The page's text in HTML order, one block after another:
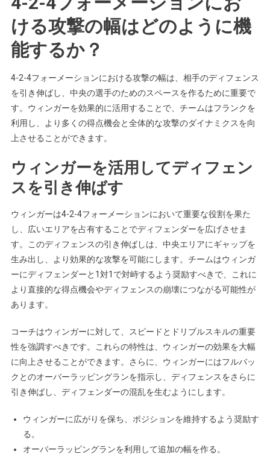
ける攻撃の幅はどのように機
能するか？
4-2-4フォーメーションにおける攻撃の幅は、相手のディフェンス
を引き伸ばし、中央の選手のためのスペースを作るために重要で
す。ウィンガーを効果的に活用することで、チームはフランクを
利用し、より多くの得点機会と全体的な攻撃のダイナミクスを向
上させることができます。
ウィンガーを活用してディフェン
スを引き伸ばす
ウィンガーは4-2-4フォーメーションにおいて重要な役割を果た
し、広いエリアを占有することでディフェンダーを広げさせま
す。このディフェンスの引き伸ばしは、中央エリアにギャップを
生み出し、より効果的な攻撃を可能にします。チームはウィンガ
ーにディフェンダーと1対1で対峙するよう奨励すべきで、これに
より直接的な得点機会やディフェンスの崩壊につながる可能性が
あります。
コーチはウィンガーに対して、スピードとドリブルスキルの重要
性を強調すべきです。これらの特性は、ウィンガーの効果を大幅
に向上させることができます。さらに、ウィンガーにはフルバッ
クとのオーバーラッピングランを指示し、ディフェンスをさらに
引き伸ばし、ディフェンダーの混乱を生むようにします。
ウィンガーに広がりを保ち、ポジションを維持するよう奨励す
る。
オーバーラッピングランを利用して追加の幅を作る。